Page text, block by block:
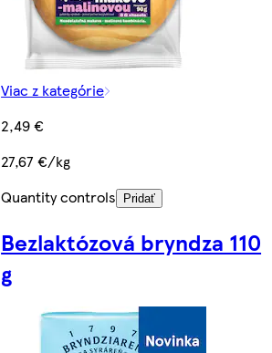
Viac z kategórie
2,49 €
27,67 €/kg
Quantity controls
Pridať
Bezlaktózová bryndza 110
g